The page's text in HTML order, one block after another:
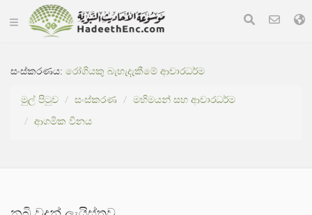
සංස්කරණය:රෝගියකු බැහැදැකීමේ ආචාරධර්ම
මුල් පිටුව
සංස්කරණ
මහිමයන් සහ ආචාරධර්ම
ආගමික විනය